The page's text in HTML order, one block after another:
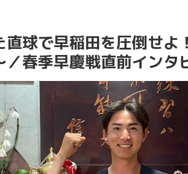
直球で早稲田を圧倒せ
春季早慶戦直前インタ